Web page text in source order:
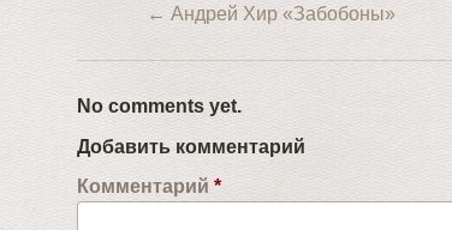
← Андрей Хир «Забобоны»
No comments yet.
Добавить комментарий
Комментарий*